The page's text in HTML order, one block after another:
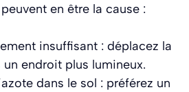
en être la cause :
insuffisant : déplacez la
un endroit plus lumineux.
dans le sol : préférez un